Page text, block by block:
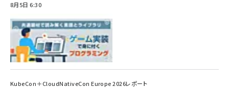
8月5日 6:30
KubeCon＋CloudNativeCon Europe 2026レポート